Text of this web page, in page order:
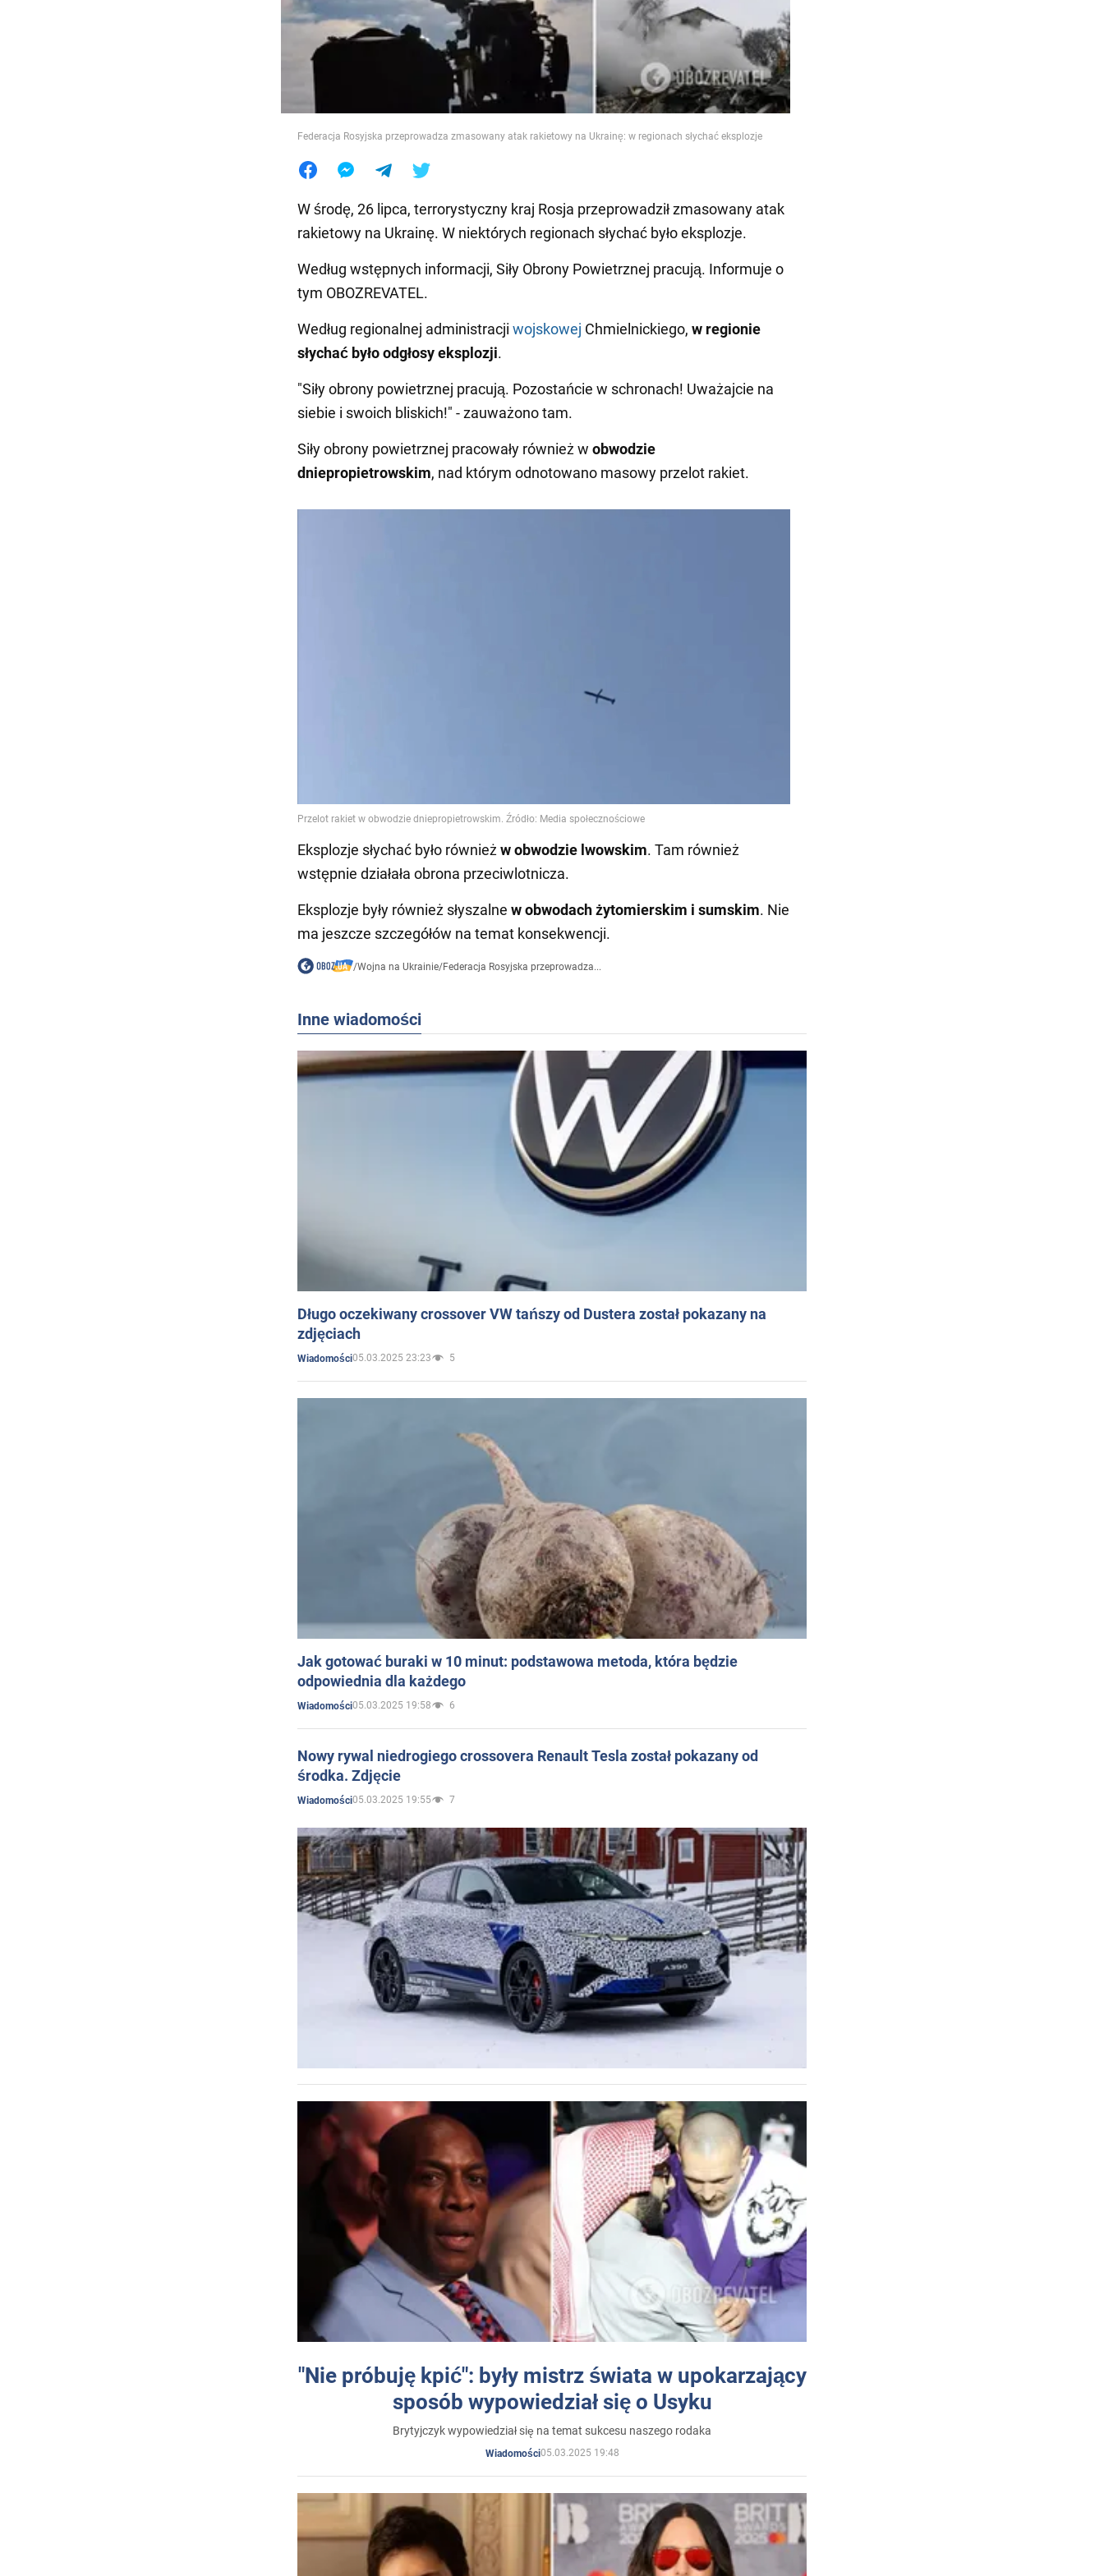
Jedzenie
Federacja Rosyjska przeprowadza zmasowany atak rakietowy na Ukrainę: w regionach słychać eksplozje
W środę, 26 lipca, terrorystyczny kraj Rosja przeprowadził zmasowany atak
rakietowy na Ukrainę. W niektórych regionach słychać było eksplozje.
Według wstępnych informacji, Siły Obrony Powietrznej pracują. Informuje o
tym OBOZREVATEL.
Według regionalnej administracji wojskowej Chmielnickiego, w regionie
słychać było odgłosy eksplozji.
"Siły obrony powietrznej pracują. Pozostańcie w schronach! Uważajcie na
siebie i swoich bliskich!" - zauważono tam.
Siły obrony powietrznej pracowały również w obwodzie
dniepropietrowskim, nad którym odnotowano masowy przelot rakiet.
Eksplozje słychać było również w obwodzie lwowskim. Tam również
wstępnie działała obrona przeciwlotnicza.
Eksplozje były również słyszalne w obwodach żytomierskim i sumskim. Nie
ma jeszcze szczegółów na temat konsekwencji.
/Wojna na Ukrainie/Federacja Rosyjska przeprowadza...
Inne wiadomości
Długo oczekiwany crossover VW tańszy od Dustera został pokazany na
zdjęciach
Wiadomości05.03.2025 23:23 5
Jak gotować buraki w 10 minut: podstawowa metoda, która będzie
odpowiednia dla każdego
Wiadomości05.03.2025 19:58 6
Nowy rywal niedrogiego crossovera Renault Tesla został pokazany od
środka. Zdjęcie
Wiadomości05.03.2025 19:55 7
"Nie próbuję kpić": były mistrz świata w upokarzający
sposób wypowiedział się o Usyku
Brytyjczyk wypowiedział się na temat sukcesu naszego rodaka
Wiadomości05.03.2025 19:48